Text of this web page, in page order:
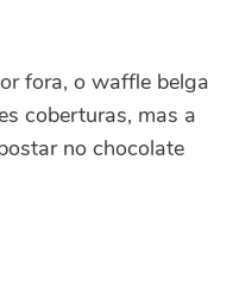
fora, o waffle belga
coberturas, mas a
no chocolate